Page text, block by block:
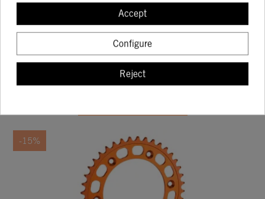
CADENA KTM XW-RIN 5/8X1/4' ORANGE 520
118 ESLABONES
139.03 118.17
-15%
Accept
Configure
Reject